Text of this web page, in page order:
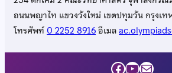
ถนนพญาไท แขวงวังใหม่ เขตปทุมวัน กรุงเ
โทรศัพท์0 2252 8916อีเมล
Facebook
YouTube
Mail